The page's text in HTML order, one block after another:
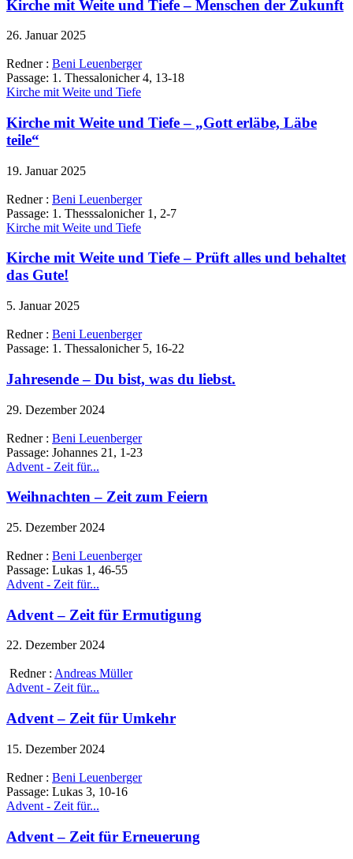
Kirche mit Weite und Tiefe – Menschen der Zukunft
26. Januar 2025
Redner : Beni Leuenberger
Passage: 1. Thessalonicher 4, 13-18
Kirche mit Weite und Tiefe
Kirche mit Weite und Tiefe – „Gott erläbe, Läbe
teile“
19. Januar 2025
Redner : Beni Leuenberger
Passage: 1. Thesssalonicher 1, 2-7
Kirche mit Weite und Tiefe
Kirche mit Weite und Tiefe – Prüft alles und behaltet
das Gute!
5. Januar 2025
Redner : Beni Leuenberger
Passage: 1. Thessalonicher 5, 16-22
Jahresende – Du bist, was du liebst.
29. Dezember 2024
Redner : Beni Leuenberger
Passage: Johannes 21, 1-23
Advent - Zeit für...
Weihnachten – Zeit zum Feiern
25. Dezember 2024
Redner : Beni Leuenberger
Passage: Lukas 1, 46-55
Advent - Zeit für...
Advent – Zeit für Ermutigung
22. Dezember 2024
Redner : Andreas Müller
Advent - Zeit für...
Advent – Zeit für Umkehr
15. Dezember 2024
Redner : Beni Leuenberger
Passage: Lukas 3, 10-16
Advent - Zeit für...
Advent – Zeit für Erneuerung